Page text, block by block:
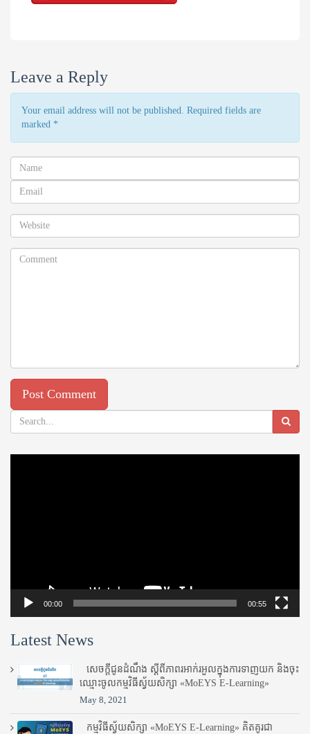
Leave a Reply
Your email address will not be published. Required fields are
marked *
00:00 00:55
Latest News
សេចក្តីជូនដំណឹង ស្តី​ពីភាព​រអាក់រអួល​ក្នុងការ​ទាញ​យក និង​ចុះ​
ឈ្មោះ​ចូល​កម្មវិធី​ស្វ័យសិក្សា «MoEYS E-Learning»
May 8, 2021
កម្មវិធីស្វ័យសិក្សា «MoEYS E-Learning» គិតគូរជា